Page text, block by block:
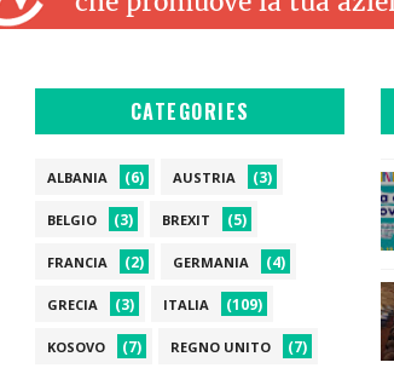
CATEGORIES
ALBANIA (6) AUSTRIA (3)
BELGIO (3) BREXIT (5)
FRANCIA (2) GERMANIA (4)
GRECIA (3) ITALIA (109)
KOSOVO (7) REGNO UNITO (7)